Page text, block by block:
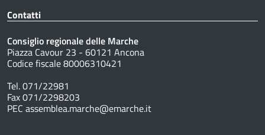
Contatti
Consiglio regionale delle Marche
Piazza Cavour 23 - 60121 Ancona
Codice fiscale 80006310421
Tel. 071/22981
Fax 071/2298203
PEC assemblea.marche@emarche.it